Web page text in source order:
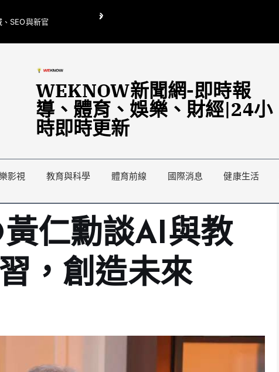
SEO與新官
翁曉玲喊刪陸委會1295萬媒宣費惹議 梁文傑回「只能靠嘴巴」
WEKNOW新聞網-即時報
導、體育、娛樂、財經|24小
時即時更新
影視 教育與科學 體育前線 國際消息 健康生活
仁勳談AI與教
，創造未來